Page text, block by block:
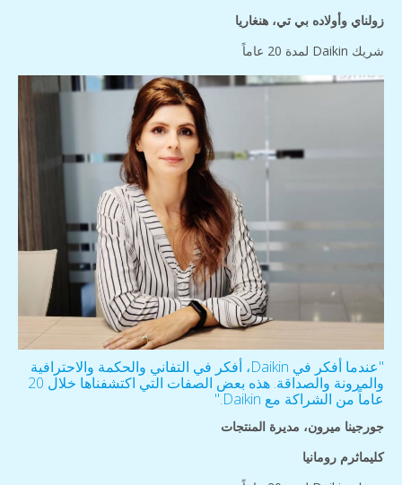
زولناي وأولاده بي تي، هنغاريا
شريك Daikin لمدة 20 عاماً
''عندما أفكر في Daikin، أفكر في التفاني والحكمة والاحترافية
والمرونة والصداقة. هذه بعض الصفات التي اكتشفناها خلال 20
عاماً من الشراكة مع Daikin."
جورجينا ميرون، مديرة المنتجات
كليماثرم رومانيا